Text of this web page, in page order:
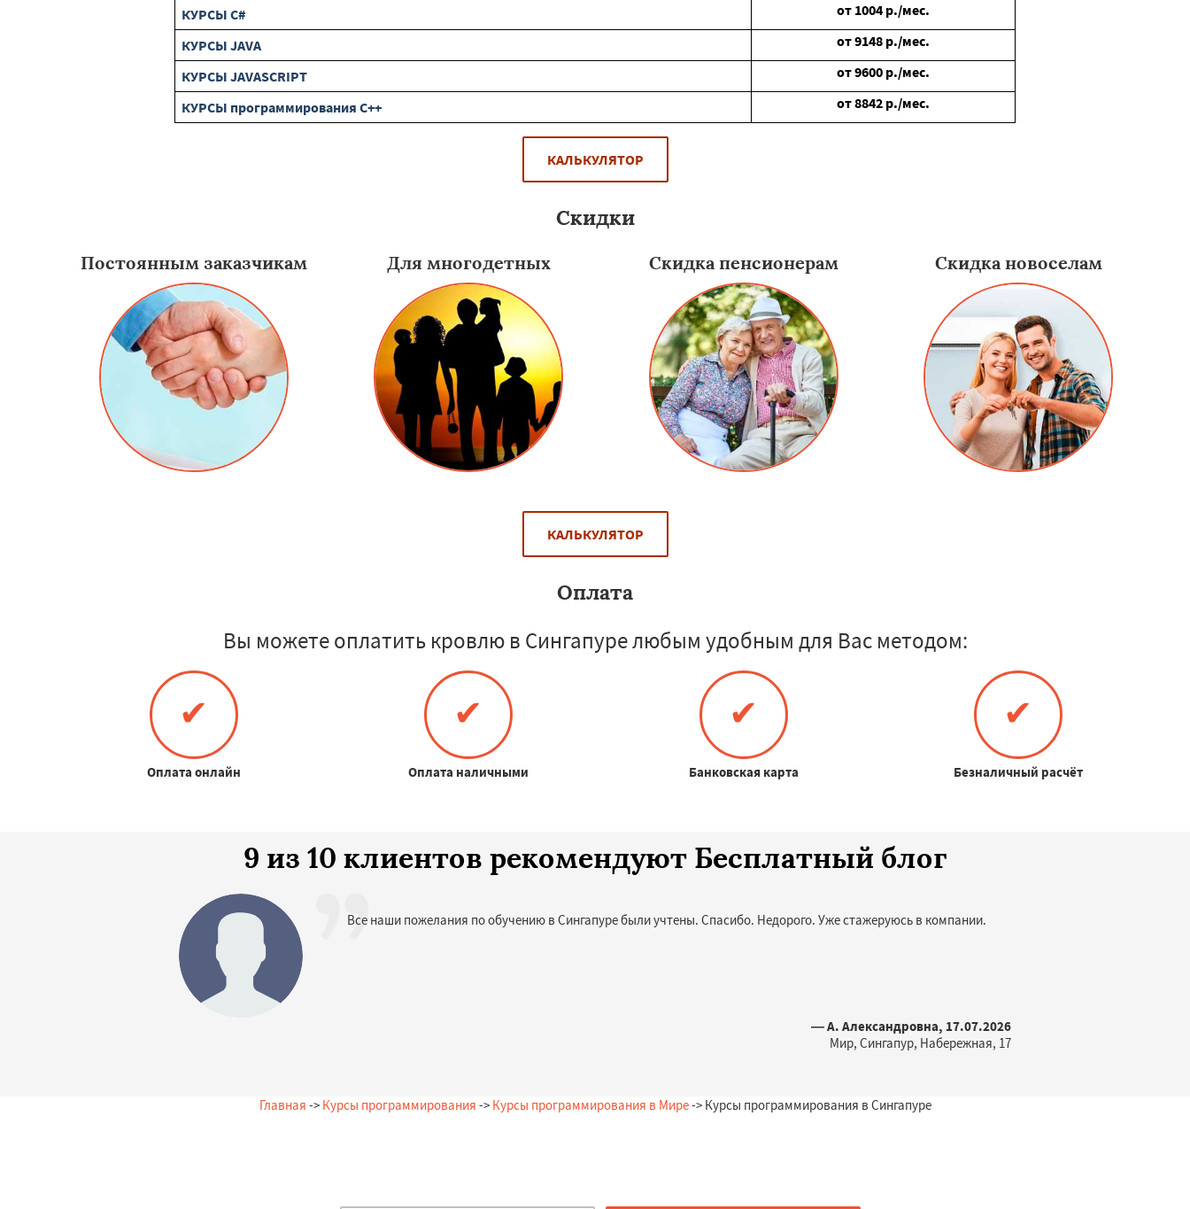
КУРСЫ C#
от 1004 р./мес.
КУРСЫ JAVA
от9148 р./мес.
КУРСЫ JAVASCRIPT
от9600 р./мес.
КУРСЫ программирования C++
от8842 р./мес.
КАЛЬКУЛЯТОР
Скидки
Постоянным заказчикам Для многодетных Скидка пенсионерам Скидка новоселам
КАЛЬКУЛЯТОР
Оплата
Вы можете оплатить кровлю в Сингапуре любым удобным для Вас методом:
✔
Оплата онлайн
✔
Оплата наличными
✔
Банковская карта
✔
Безналичный расчёт
9 из 10 клиентов рекомендуют Бесплатный блог
Все наши пожелания по обучению в Сингапуре были учтены. Спасибо. Недорого. Уже стажеруюсь в компании.
— А. Александровна, 17.07.2026
Мир, Сингапур, Набережная, 17
Главная -> Курсы программирования -> Курсы программирования в Мире-> Курсы программирования в Сингапуре